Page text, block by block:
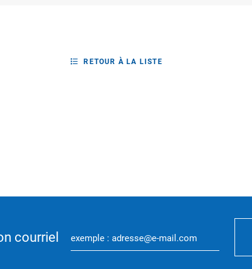
RETOUR À LA LISTE
courriel